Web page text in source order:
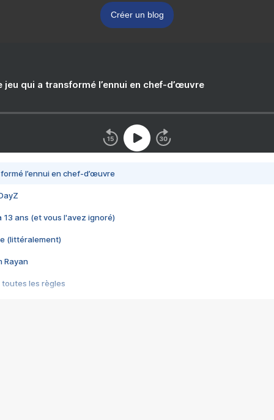
Créer un blog
jeu qui a transformé l’ennui en chef-d’œuvre
l’ennui en chef-d’œuvre
13 ans (et vous l'avez ignoré)
(littéralement)
Rayan
toutes les règles